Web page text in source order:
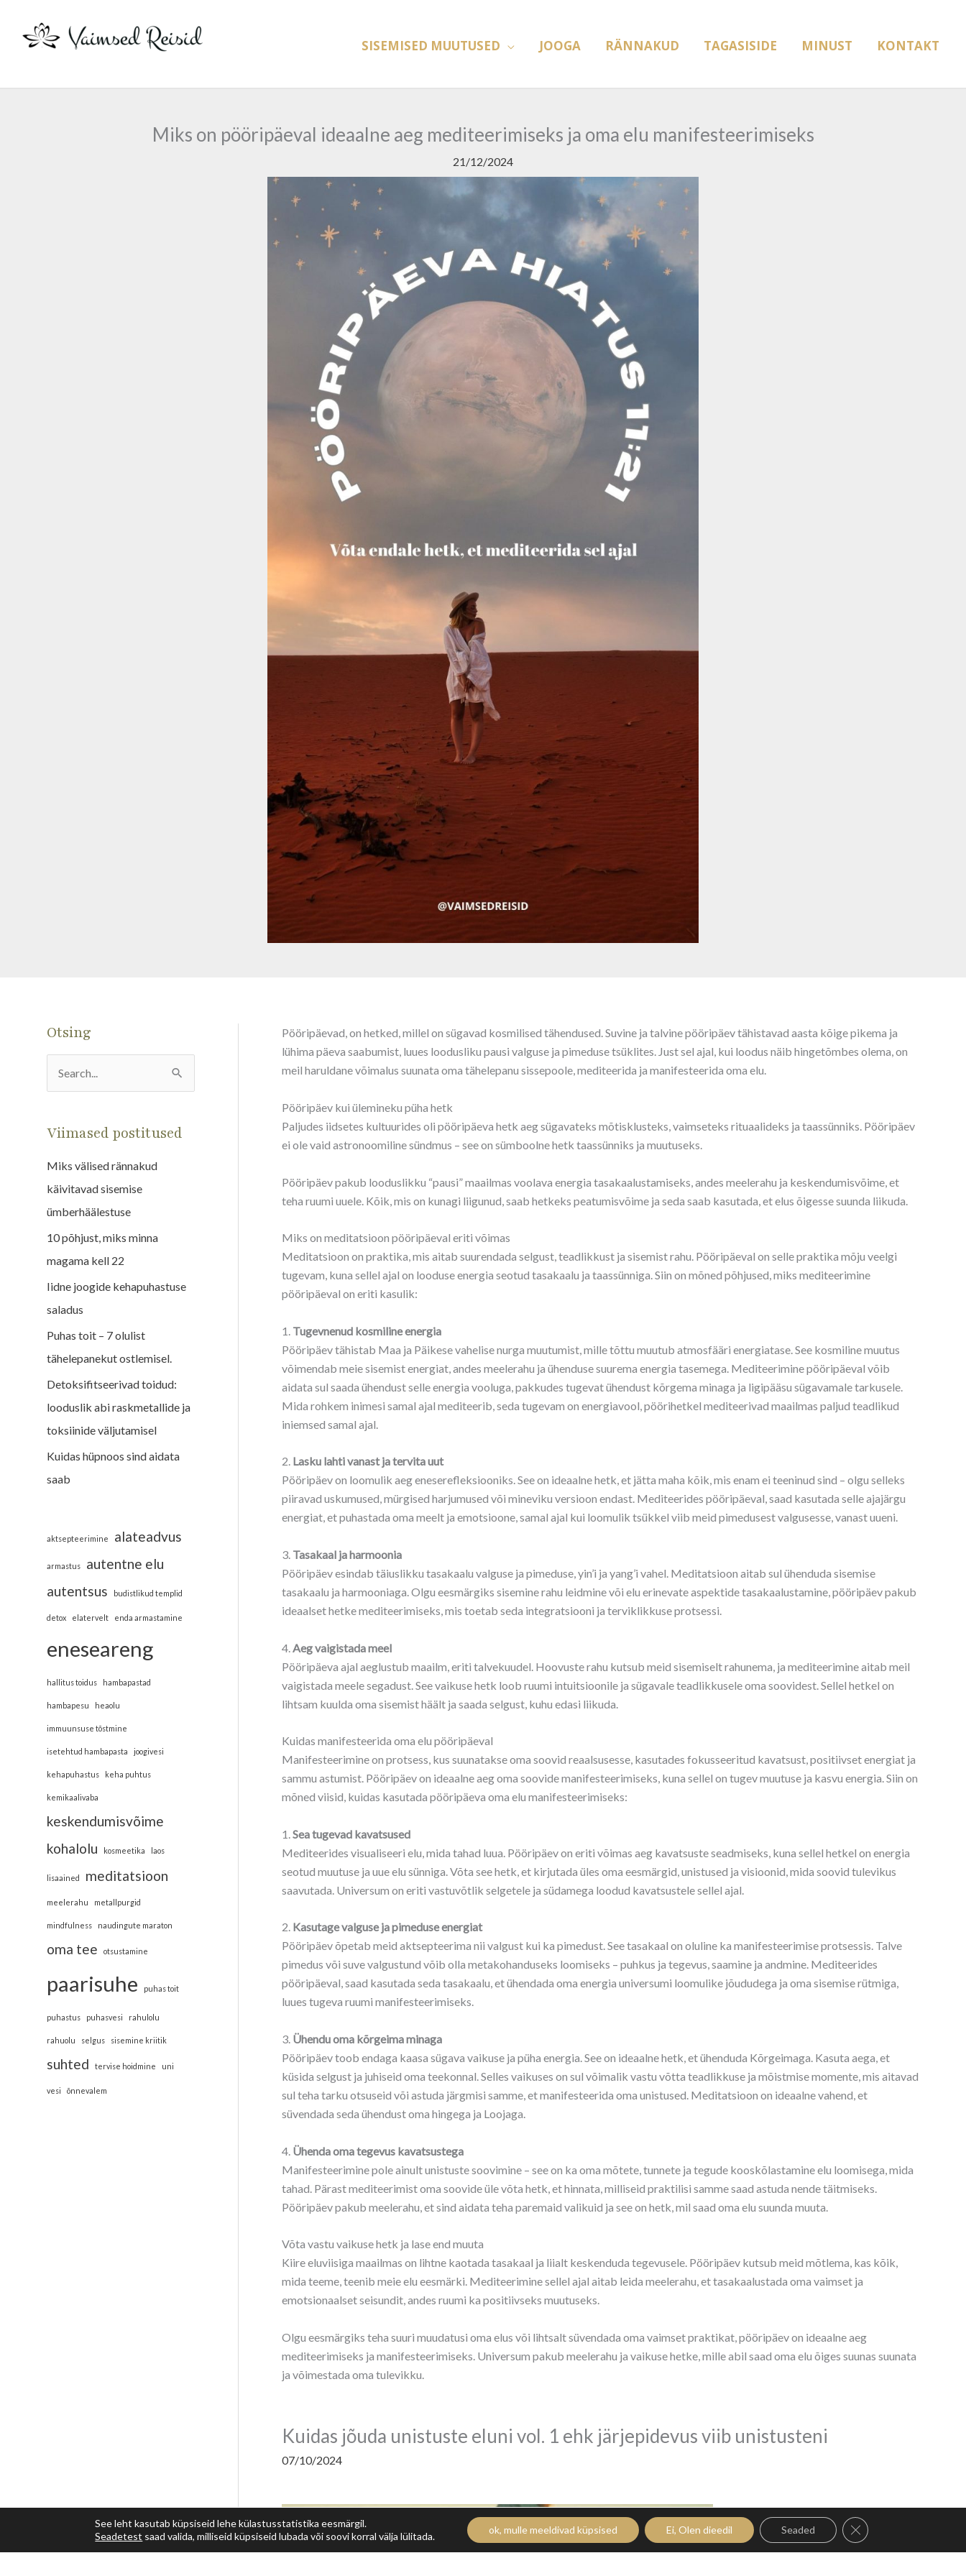
content
SISEMISED MUUTUSED JOOGA RÄNNAKUD TAGASISIDE MINUST KONTAKT
Miks on pööripäeval ideaalne aeg mediteerimiseks ja oma elu manifesteerimiseks
21/12/2024
Otsing
c
h
f
o
r
:
Viimased postitused
Miks välised rännakud
käivitavad sisemise
ümberhäälestuse
10 põhjust, miks minna
magama kell 22
Iidne joogide kehapuhastuse
saladus
Puhas toit – 7 olulist
tähelepanekut ostlemisel.
Detoksifitseerivad toidud:
looduslik abi raskmetallide ja
toksiinide väljutamisel
Kuidas hüpnoos sind aidata
saab
aktsepteerimine alateadvus
armastus
autentne elu
autentsus
budistlikud templid
detox elatervelt enda armastamine
eneseareng
hallitus toidus hambapastad
hambapesu heaolu
immuunsuse tõstmine
isetehtud hambapasta joogivesi
kehapuhastus keha puhtus
kemikaalivaba
keskendumisvõime
kohalolu
kosmeetika laos
lisaained meditatsioon
meelerahu metallpurgid
mindfulness naudingute maraton
oma tee otsustamine
paarisuhe puhas toit
puhastus puhasvesi rahulolu
rahuolu selgus sisemine kriitik
suhted tervise hoidmine uni
vesi õnnevalem
Pööripäevad, on hetked, millel on sügavad kosmilised tähendused. Suvine ja talvine pööripäev tähistavad aasta kõige pikema ja
lühima päeva saabumist, luues loodusliku pausi valguse ja pimeduse tsüklites. Just sel ajal, kui loodus näib hingetõmbes olema, on
meil haruldane võimalus suunata oma tähelepanu sissepoole, mediteerida ja manifesteerida oma elu.
Pööripäev kui ülemineku püha hetk
Paljudes iidsetes kultuurides oli pööripäeva hetk aeg sügavateks mõtisklusteks, vaimseteks rituaalideks ja taassünniks. Pööripäev
ei ole vaid astronoomiline sündmus – see on sümboolne hetk taassünniks ja muutuseks.
Pööripäev pakub looduslikku “pausi” maailmas voolava energia tasakaalustamiseks, andes meelerahu ja keskendumisvõime, et
teha ruumi uuele. Kõik, mis on kunagi liigunud, saab hetkeks peatumisvõime ja seda saab kasutada, et elus õigesse suunda liikuda.
Miks on meditatsioon pööripäeval eriti võimas
Meditatsioon on praktika, mis aitab suurendada selgust, teadlikkust ja sisemist rahu. Pööripäeval on selle praktika mõju veelgi
tugevam, kuna sellel ajal on looduse energia seotud tasakaalu ja taassünniga. Siin on mõned põhjused, miks mediteerimine
pööripäeval on eriti kasulik:
1. Tugevnenud kosmiline energia
Pööripäev tähistab Maa ja Päikese vahelise nurga muutumist, mille tõttu muutub atmosfääri energiatase. See kosmiline muutus
võimendab meie sisemist energiat, andes meelerahu ja ühenduse suurema energia tasemega. Mediteerimine pööripäeval võib
aidata sul saada ühendust selle energia vooluga, pakkudes tugevat ühendust kõrgema minaga ja ligipääsu sügavamale tarkusele.
Mida rohkem inimesi samal ajal mediteerib, seda tugevam on energiavool, pöörihetkel mediteerivad maailmas paljud teadlikud
iniemsed samal ajal.
2. Lasku lahti vanast ja tervita uut
Pööripäev on loomulik aeg eneserefleksiooniks. See on ideaalne hetk, et jätta maha kõik, mis enam ei teeninud sind – olgu selleks
piiravad uskumused, mürgised harjumused või mineviku versioon endast. Mediteerides pööripäeval, saad kasutada selle ajajärgu
energiat, et puhastada oma meelt ja emotsioone, samal ajal kui loomulik tsükkel viib meid pimedusest valgusesse, vanast uueni.
3. Tasakaal ja harmoonia
Pööripäev esindab täiuslikku tasakaalu valguse ja pimeduse, yin’i ja yang’i vahel. Meditatsioon aitab sul ühenduda sisemise
tasakaalu ja harmooniaga. Olgu eesmärgiks sisemine rahu leidmine või elu erinevate aspektide tasakaalustamine, pööripäev pakub
ideaalset hetke mediteerimiseks, mis toetab seda integratsiooni ja terviklikkuse protsessi.
4. Aeg vaigistada meel
Pööripäeva ajal aeglustub maailm, eriti talvekuudel. Hoovuste rahu kutsub meid sisemiselt rahunema, ja mediteerimine aitab meil
vaigistada meele segadust. See vaikuse hetk loob ruumi intuitsioonile ja sügavale teadlikkusele oma soovidest. Sellel hetkel on
lihtsam kuulda oma sisemist häält ja saada selgust, kuhu edasi liikuda.
Kuidas manifesteerida oma elu pööripäeval
Manifesteerimine on protsess, kus suunatakse oma soovid reaalsusesse, kasutades fokusseeritud kavatsust, positiivset energiat ja
sammu astumist. Pööripäev on ideaalne aeg oma soovide manifesteerimiseks, kuna sellel on tugev muutuse ja kasvu energia. Siin on
mõned viisid, kuidas kasutada pööripäeva oma elu manifesteerimiseks:
1. Sea tugevad kavatsused
Mediteerides visualiseeri elu, mida tahad luua. Pööripäev on eriti võimas aeg kavatsuste seadmiseks, kuna sellel hetkel on energia
seotud muutuse ja uue elu sünniga. Võta see hetk, et kirjutada üles oma eesmärgid, unistused ja visioonid, mida soovid tulevikus
saavutada. Universum on eriti vastuvõtlik selgetele ja südamega loodud kavatsustele sellel ajal.
2. Kasutage valguse ja pimeduse energiat
Pööripäev õpetab meid aktsepteerima nii valgust kui ka pimedust. See tasakaal on oluline ka manifesteerimise protsessis. Talve
pimedus või suve valgustund võib olla metakohanduseks loomiseks – puhkus ja tegevus, saamine ja andmine. Mediteerides
pööripäeval, saad kasutada seda tasakaalu, et ühendada oma energia universumi loomulike jõududega ja oma sisemise rütmiga,
luues tugeva ruumi manifesteerimiseks.
3. Ühendu oma kõrgeima minaga
Pööripäev toob endaga kaasa sügava vaikuse ja püha energia. See on ideaalne hetk, et ühenduda Kõrgeimaga. Kasuta aega, et
küsida selgust ja juhiseid oma teekonnal. Selles vaikuses on sul võimalik vastu võtta teadlikkuse ja mõistmise momente, mis aitavad
sul teha tarku otsuseid või astuda järgmisi samme, et manifesteerida oma unistused. Meditatsioon on ideaalne vahend, et
süvendada seda ühendust oma hingega ja Loojaga.
4. Ühenda oma tegevus kavatsustega
Manifesteerimine pole ainult unistuste soovimine – see on ka oma mõtete, tunnete ja tegude kooskõlastamine elu loomisega, mida
tahad. Pärast mediteerimist oma soovide üle võta hetk, et hinnata, milliseid praktilisi samme saad astuda nende täitmiseks.
Pööripäev pakub meelerahu, et sind aidata teha paremaid valikuid ja see on hetk, mil saad oma elu suunda muuta.
Võta vastu vaikuse hetk ja lase end muuta
Kiire eluviisiga maailmas on lihtne kaotada tasakaal ja liialt keskenduda tegevusele. Pööripäev kutsub meid mõtlema, kas kõik,
mida teeme, teenib meie elu eesmärki. Mediteerimine sellel ajal aitab leida meelerahu, et tasakaalustada oma vaimset ja
emotsionaalset seisundit, andes ruumi ka positiivseks muutuseks.
Olgu eesmärgiks teha suuri muudatusi oma elus või lihtsalt süvendada oma vaimset praktikat, pööripäev on ideaalne aeg
mediteerimiseks ja manifesteerimiseks. Universum pakub meelerahu ja vaikuse hetke, mille abil saad oma elu õiges suunas suunata
ja võimestada oma tulevikku.
Kuidas jõuda unistuste eluni vol. 1 ehk järjepidevus viib unistusteni
07/10/2024
See leht kasutab küpsiseid lehe külastusstatistika eesmärgil.
Seadetest saad valida, milliseid küpsiseid lubada või soovi korral välja lülitada.
ok, mulle meeldivad küpsised Ei, Olen dieedil Seaded Close GDPR Cookie